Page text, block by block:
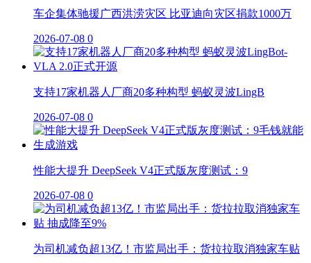
车企集体驰援广西洪涝灾区 比亚迪向灾区捐款1000万
2026-07-08 0
支持17家机器人厂商20多种构型 蚂蚁灵波LingB
2026-07-08 0
性能大提升 DeepSeek V4正式版灰度测试：9
2026-07-08 0
为司机减负超13亿！市监局出手：货拉拉取消独家车贴